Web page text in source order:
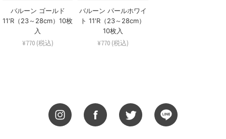
バルーン ゴールド
11'R（23～28cm）10枚
入
¥770 (税込)
バルーン パールホワイ
ト 11'R（23～28cm）
10枚入
¥770 (税込)